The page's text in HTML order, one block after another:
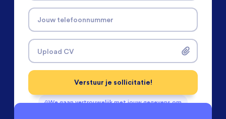
Jouw telefoonnummer
Upload CV
We gaan vertrouwelijk met jouw gegevens om
Verstuur je sollicitatie!